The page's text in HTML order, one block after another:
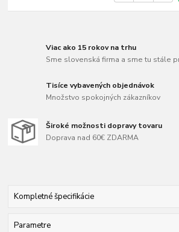
Viac ako 15 rokov na trhu
Sme slovenská firma a sme tu stále
Tisíce vybavených objednávok
Množstvo spokojných zákazníkov
Široké možnosti dopravy tovaru
Doprava nad 60€ ZDARMA
Kompletné špecifikácie
Parametre